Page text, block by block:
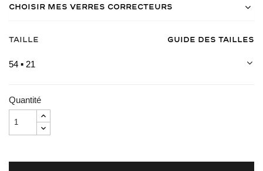
Choisir mes verres correcteurs
Taille Guide des tailles
54 ▪ 21
Quantité